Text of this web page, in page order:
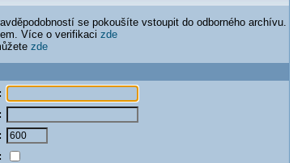
se pokoušíte vstoupit do odborného archívu.
Více o verifikaci zde
zde